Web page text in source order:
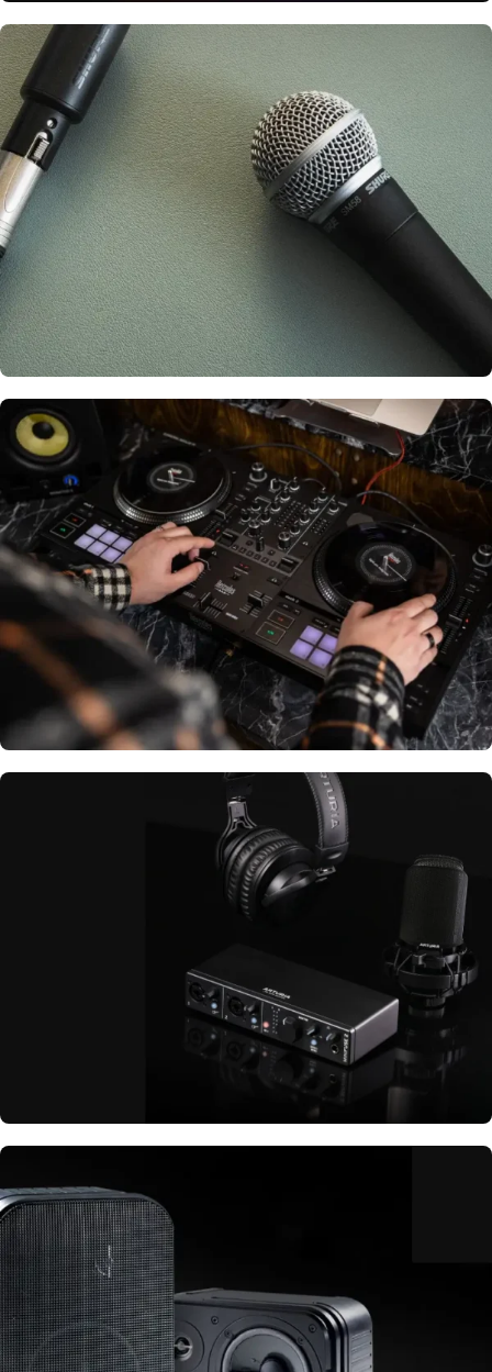
Iluminación para tus eventos
LUCES
Dinámicos, cardioides y más
MICRÓFONOS
Controladores, audífonos y más
EQUIPAMIENTO DJ
ESTUDIO Y
GRABACIÓN